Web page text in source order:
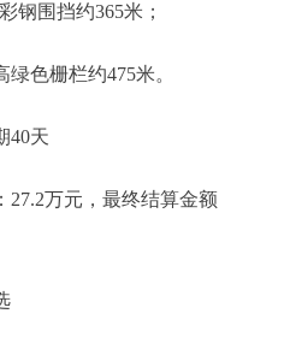
围挡约365米；
色栅栏约475米。
天
万元，最终结算金额